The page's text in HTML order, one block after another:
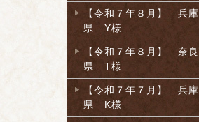
【令和７年８月】 兵庫
県 Y様
【令和７年８月】 奈良
県 T様
【令和７年７月】 兵庫
県 K様